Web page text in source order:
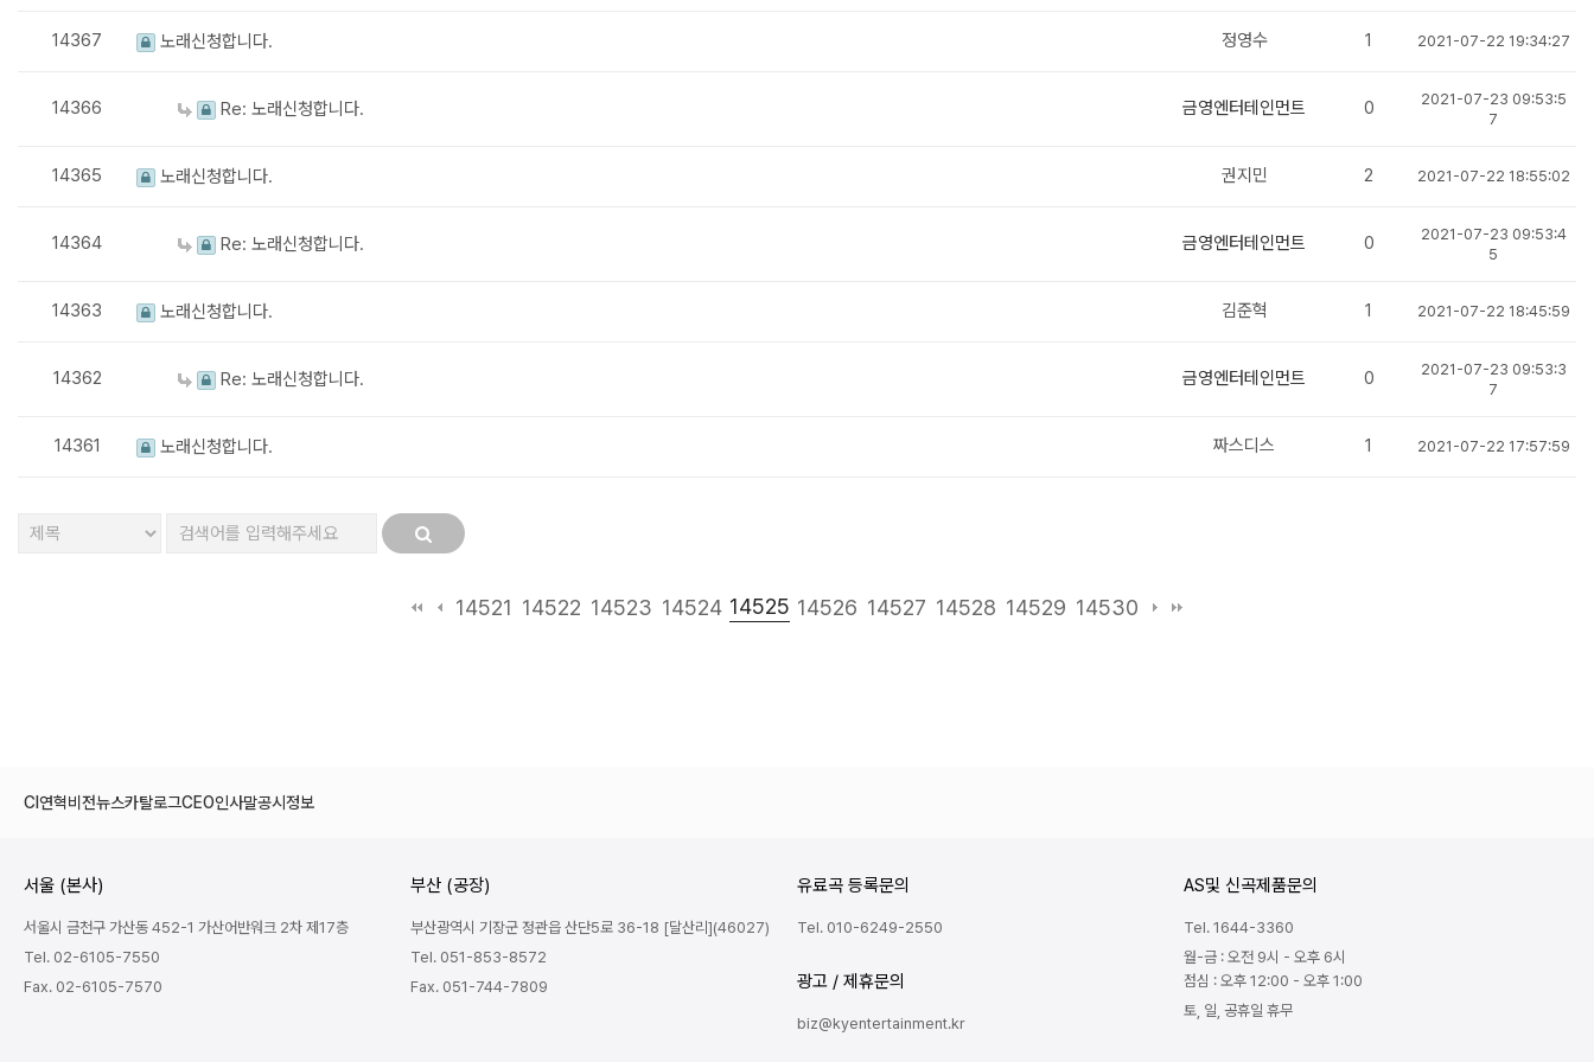
14367 노래신청합니다. 정영수 1 2021-07-22 19:34:27
14366 Re: 노래신청합니다. 금영엔터테인먼트 0
2021-07-23 09:53:5
7
14365 노래신청합니다. 권지민 2 2021-07-22 18:55:02
14364 Re: 노래신청합니다. 금영엔터테인먼트 0
2021-07-23 09:53:4
5
14363 노래신청합니다. 김준혁 1 2021-07-22 18:45:59
14362 Re: 노래신청합니다. 금영엔터테인먼트 0
2021-07-23 09:53:3
7
14361 노래신청합니다. 짜스디스 1 2021-07-22 17:57:59
14521 14522 14523 14524 14525 14526 14527 14528 14529 14530
다음맨끝
CI 연혁비전뉴스카탈로그CEO인사말공시정보
서울 (본사)
서울시 금천구 가산동 452-1 가산어반워크 2차 제17층
Tel. 02-6105-7550
Fax. 02-6105-7570
부산 (공장)
부산광역시 기장군 정관읍 산단5로 36-18 [달산리](46027)
Tel. 051-853-8572
Fax. 051-744-7809
유료곡 등록문의
Tel. 010-6249-2550
광고 / 제휴문의
biz@kyentertainment.kr
AS및 신곡제품문의
Tel. 1644-3360
월-금 : 오전 9시 - 오후 6시
점심 : 오후 12:00 - 오후 1:00
토, 일, 공휴일 휴무